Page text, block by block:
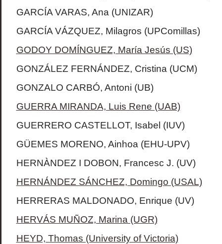
GARCÍA VARAS, Ana (UNIZAR)
GARCÍA VÁZQUEZ, Milagros (UPComillas)
GODOY DOMÍNGUEZ, María Jesús (US)
GONZÁLEZ FERNÁNDEZ, Cristina (UCM)
GONZALO CARBÓ, Antoni (UB)
GUERRA MIRANDA, Luis Rene (UAB)
GUERRERO CASTELLOT, Isabel (IUV)
GÜEMES MORENO, Ainhoa (EHU-UPV)
HERNÀNDEZ I DOBON, Francesc J. (UV)
HERNÁNDEZ SÁNCHEZ, Domingo (USAL)
HERRERAS MALDONADO, Enrique (UV)
HERVÁS MUÑOZ, Marina (UGR)
HEYD, Thomas (University of Victoria)